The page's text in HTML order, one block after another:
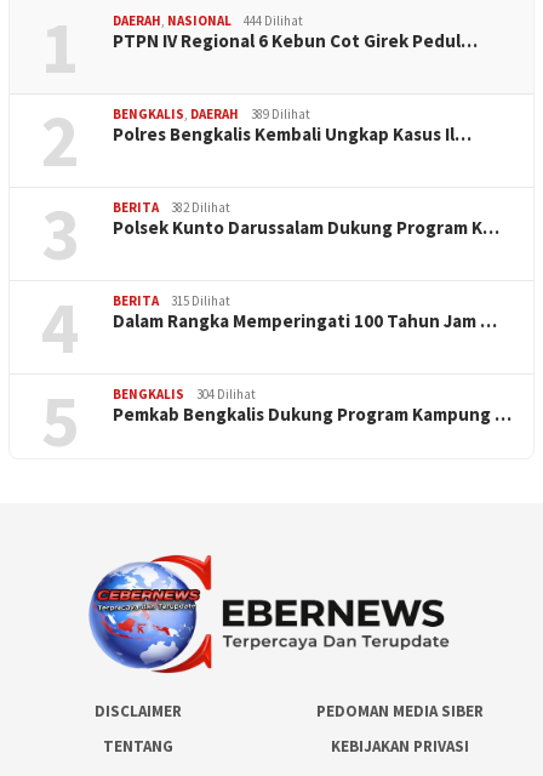
1 DAERAH, NASIONAL 444 Dilihat
PTPN IV Regional 6 Kebun Cot Girek Pedul…
2 BENGKALIS, DAERAH 389 Dilihat
Polres Bengkalis Kembali Ungkap Kasus Il…
3 BERITA 382 Dilihat
Polsek Kunto Darussalam Dukung Program K…
4 BERITA 315 Dilihat
Dalam Rangka Memperingati 100 Tahun Jam …
5 BENGKALIS 304 Dilihat
Pemkab Bengkalis Dukung Program Kampung …
DISCLAIMER
PEDOMAN MEDIA SIBER
TENTANG
KEBIJAKAN PRIVASI